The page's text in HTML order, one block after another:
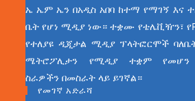
ኤ ኤም ኤን በአዲስ አበባ ከተማ የማገኝ እና
ቤት የሆነ ሚዲያ ነው። ተቋሙ የቴሌቪዥን፣
የተለያዩ ዲጂታል ሚዲያ ፕላትፎርሞች
ሜትሮፖሊታን የሚዲያ ተቋም የመሆን
ስራዎችን በመስራት ላይ ይገኛል።
የመገኛ አድራሻ